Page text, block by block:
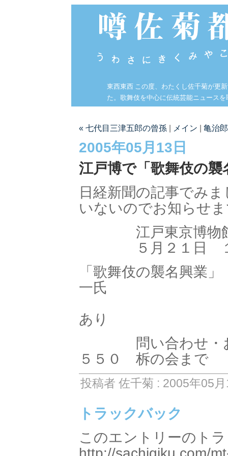
東西東西 この度、わたくし佐千菊が更
た。歌舞伎を中心に伝統芸能ニュース
« 七代目三津五郎の曾孫 メイン 亀治
2005年05月13日
江戸博で「歌舞伎の
日経新聞の記事でみ
いないのでお知らせ
江戸東京博物館
５月２１日 １
「歌舞伎の襲名興
一氏
あり
問い合わせ・お
５５０ 柝の会まで
投稿者 佐千菊 : 2005年05
トラックバック
このエントリーのト